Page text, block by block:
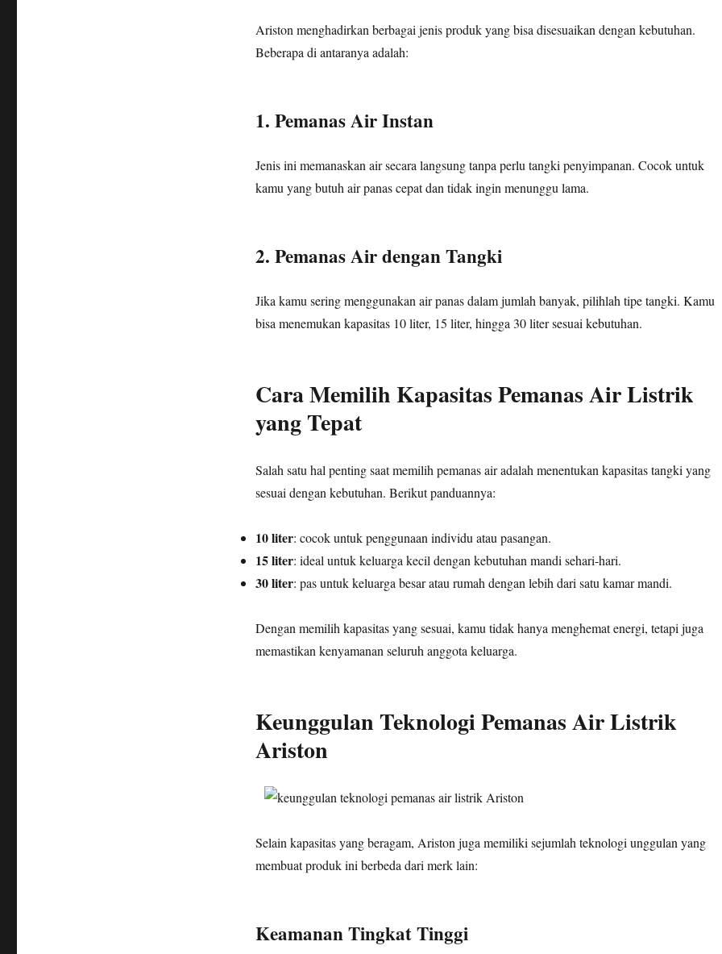
Ariston menghadirkan berbagai jenis produk yang bisa disesuaikan dengan kebutuhan.
Beberapa di antaranya adalah:
1. Pemanas Air Instan
Jenis ini memanaskan air secara langsung tanpa perlu tangki penyimpanan. Cocok untuk
kamu yang butuh air panas cepat dan tidak ingin menunggu lama.
2. Pemanas Air dengan Tangki
Jika kamu sering menggunakan air panas dalam jumlah banyak, pilihlah tipe tangki. Kamu
bisa menemukan kapasitas 10 liter, 15 liter, hingga 30 liter sesuai kebutuhan.
Cara Memilih Kapasitas Pemanas Air Listrik
yang Tepat
Salah satu hal penting saat memilih pemanas air adalah menentukan kapasitas tangki yang
sesuai dengan kebutuhan. Berikut panduannya:
10 liter: cocok untuk penggunaan individu atau pasangan.
15 liter: ideal untuk keluarga kecil dengan kebutuhan mandi sehari-hari.
30 liter: pas untuk keluarga besar atau rumah dengan lebih dari satu kamar mandi.
Dengan memilih kapasitas yang sesuai, kamu tidak hanya menghemat energi, tetapi juga
memastikan kenyamanan seluruh anggota keluarga.
Keunggulan Teknologi Pemanas Air Listrik
Ariston
Selain kapasitas yang beragam, Ariston juga memiliki sejumlah teknologi unggulan yang
membuat produk ini berbeda dari merk lain:
Keamanan Tingkat Tinggi